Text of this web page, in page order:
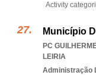
Activity
Município
PC
LEIRIA
Administração